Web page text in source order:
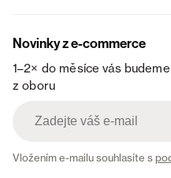
Novinky z e-commerce
1–2× do měsíce vás
z oboru
Vložením e-mailu souhlasíte s